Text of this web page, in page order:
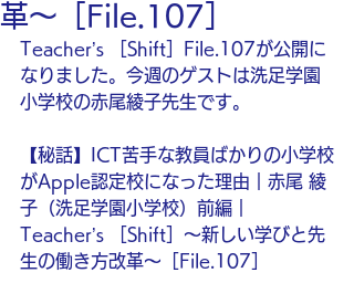
革〜［File.107］
Teacher’s ［Shift］File.107が公開に
なりました。今週のゲストは洗足学園
小学校の赤尾綾子先生です。
【秘話】ICT苦手な教員ばかりの小学校
がApple認定校になった理由｜赤尾 綾
子（洗足学園小学校）前編｜
Teacher’s ［Shift］〜新しい学びと先
生の働き方改革〜［File.107］